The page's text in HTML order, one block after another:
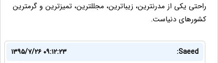
راحتی یکی از مدرنترین، زیباترین، مجللترین، تمیزترین و گرمترین
کشورهای دنیاست.
Saeed:
۱۳۹۵/۷/۲۶ ۰۹:۱۲:۲۳